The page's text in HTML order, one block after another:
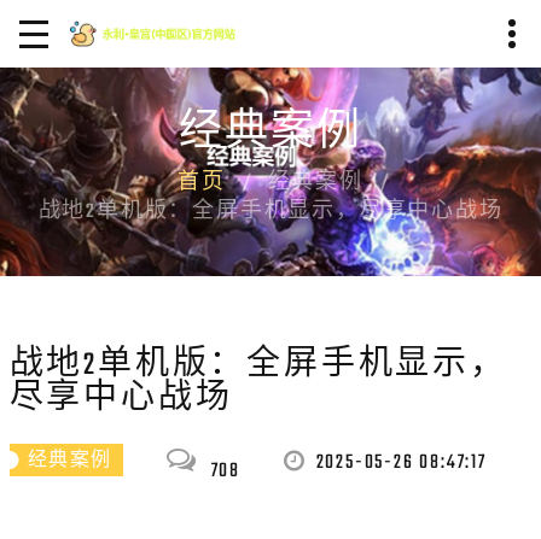
经典案例
首页
经典案例
战地2单机版：全屏手机显示，尽享中心战场
战地2单机版：全屏手机显示，
尽享中心战场
经典案例 708 2025-05-26 08:47:17